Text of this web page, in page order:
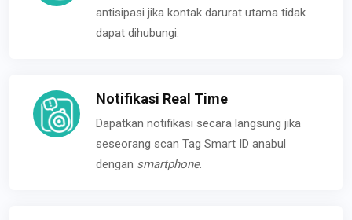
antisipasi jika kontak darurat utama tidak
dapat dihubungi.
Notifikasi Real Time
Dapatkan notifikasi secara langsung jika
seseorang scan Tag Smart ID anabul
dengan smartphone.